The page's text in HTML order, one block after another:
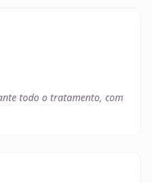
todo o tratamento, com